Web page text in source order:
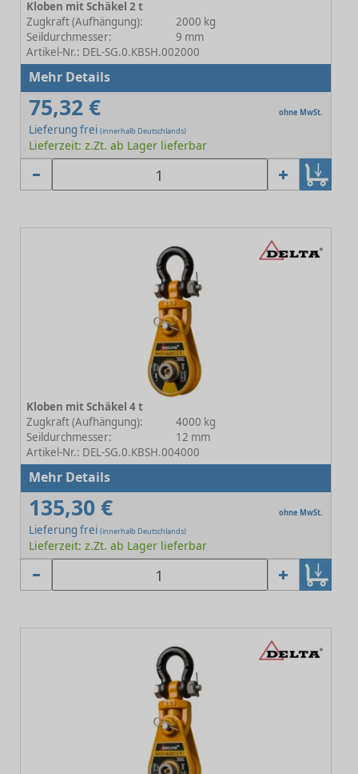
Kloben mit Schäkel 2 t
Zugkraft (Aufhängung):
2000 kg
Seildurchmesser:
9 mm
Artikel-Nr.: DEL-SG.0.KBSH.002000
Mehr Details
75,32 € ohne MwSt.
Lieferung frei (innerhalb Deutschlands)
Lieferzeit: z.Zt. ab Lager lieferbar
Kloben mit Schäkel 4 t
Zugkraft (Aufhängung):
4000 kg
Seildurchmesser:
12 mm
Artikel-Nr.: DEL-SG.0.KBSH.004000
Mehr Details
135,30 € ohne MwSt.
Lieferung frei (innerhalb Deutschlands)
Lieferzeit: z.Zt. ab Lager lieferbar